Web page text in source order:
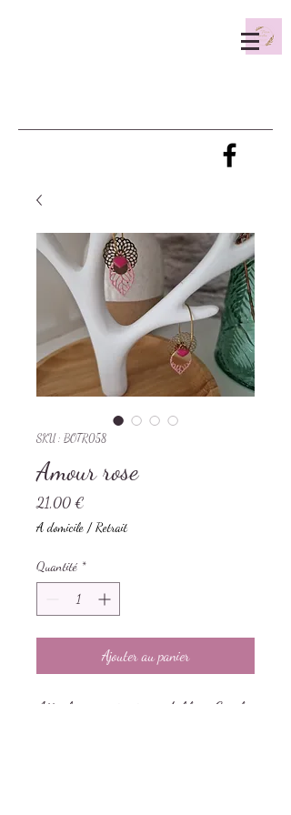
SKU : BOTR058
Amour rose
21,00 €
A domicile / Retrait
Quantité *
Ajouter au panier
Attache en acier inoxydable - Créoles